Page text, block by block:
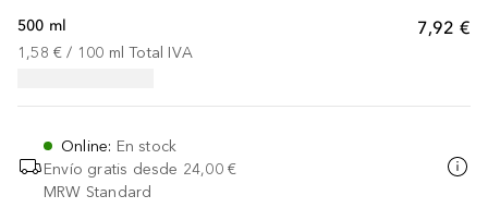
7,92 €
500 ml
1,58 € / 100 ml Total IVA
Online: En stock
Envío gratis desde 24,00 €
MRW Standard